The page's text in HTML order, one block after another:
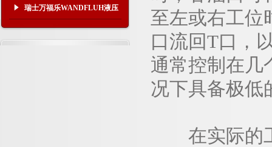
瑞士万福乐WANDFLUH液压
至左或右工位
口流回T口，
通常控制在几
况下具备极低
在实际的工